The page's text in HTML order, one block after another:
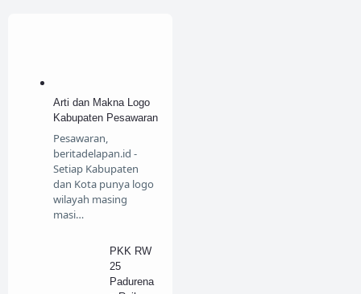
Arti dan Makna Logo
Kabupaten Pesawaran
Pesawaran,
beritadelapan.id -
Setiap Kabupaten
dan Kota punya logo
wilayah masing
masi…
PKK RW
25
Padurena